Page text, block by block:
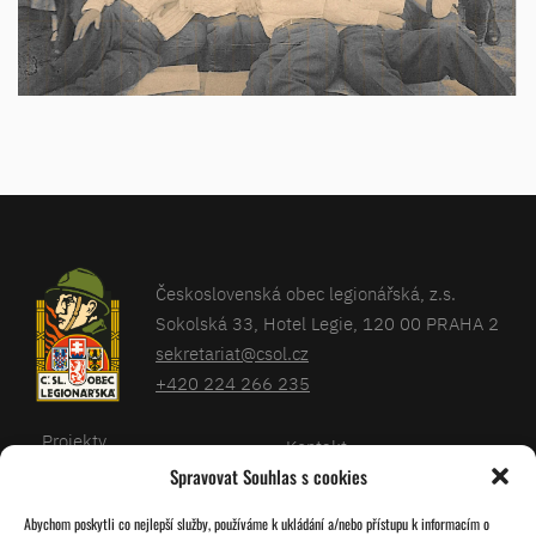
Spravovat Souhlas s cookies
Abychom poskytli co nejlepší služby, používáme k ukládání a/nebo přístupu k informacím o
Československá obec legionářská, z.s.
Sokolská 33, Hotel Legie, 120 00 PRAHA 2
sekretariat@csol.cz
+420 224 266 235
Projekty
Kalendář
Kontakt
Databáze legionářů
Pro členy